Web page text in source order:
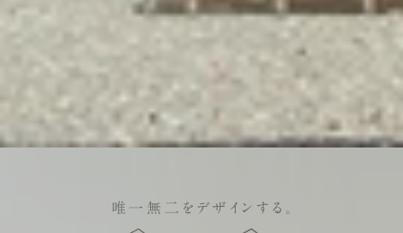
唯一無二をデザインする。